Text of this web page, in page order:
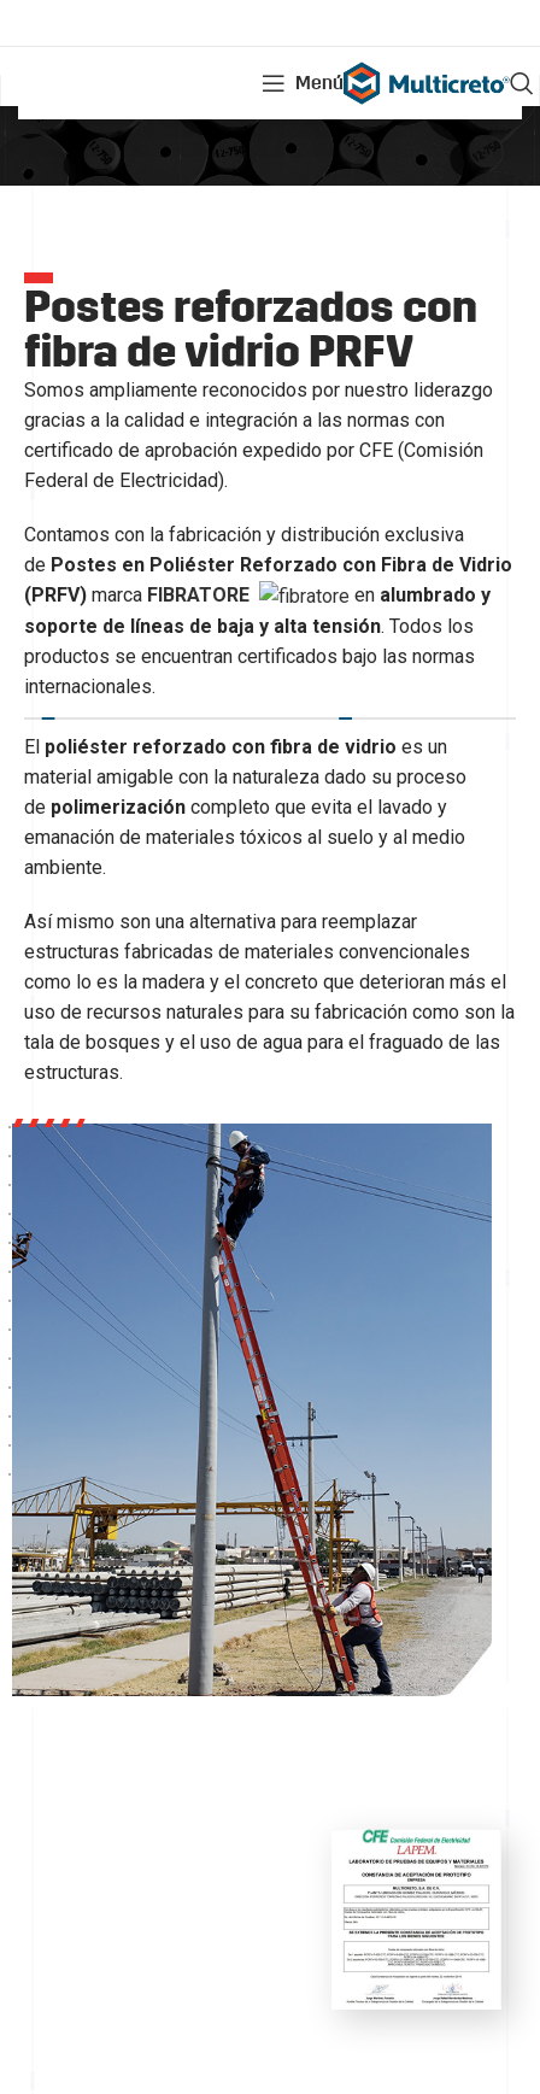
Menú
Postes reforzados con
fibra de vidrio PRFV
Somos ampliamente reconocidos por nuestro liderazgo
gracias a la calidad e integración a las normas con
certificado de aprobación expedido por CFE (Comisión
Federal de Electricidad).
Contamos con la fabricación y distribución exclusiva
de Postes en Poliéster Reforzado con Fibra de Vidrio
(PRFV) marca FIBRATORE en alumbrado y
soporte de líneas de baja y alta tensión. Todos los
productos se encuentran certificados bajo las normas
internacionales.
El poliéster reforzado con fibra de vidrio es un
material amigable con la naturaleza dado su proceso
de polimerización completo que evita el lavado y
emanación de materiales tóxicos al suelo y al medio
ambiente.
Así mismo son una alternativa para reemplazar
estructuras fabricadas de materiales convencionales
como lo es la madera y el concreto que deterioran más el
uso de recursos naturales para su fabricación como son la
tala de bosques y el uso de agua para el fraguado de las
estructuras.